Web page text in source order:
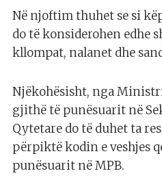
Në njoftim thuhet se si
do të konsiderohen edhe
kllompat, nalanet dhe
Njëkohësisht, nga
gjithë të punësuarit në
Qytetare do të duhet ta
përpiktë kodin e veshjes
punësuarit në MPB.